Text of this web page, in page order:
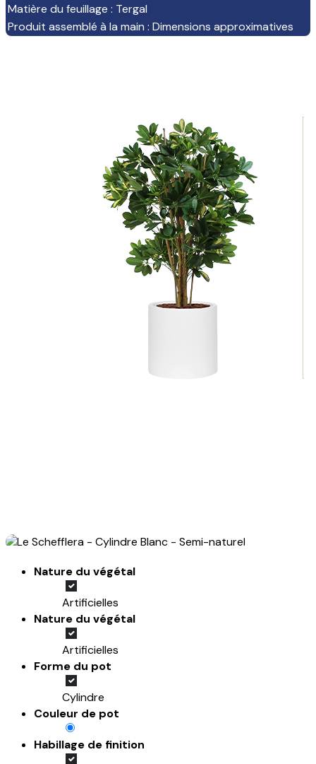
Matière du feuillage : Tergal
Produit assemblé à la main : Dimensions approximatives
Nature du végétal
Artificielles
Nature du végétal
Artificielles
Forme du pot
Cylindre
Couleur de pot
Habillage de finition